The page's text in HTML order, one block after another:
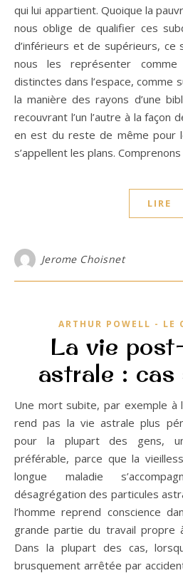
qui lui appartient. Quoique la
nous oblige de qualifier ces
d’inférieurs et de supérieurs,
nous les représenter
distinctes dans l’espace, comme
la manière des rayons d’une
recouvrant l’un l’autre à la façon
en est du reste de même pour
s’appellent les plans.
LIRE
Jerome Choisnet
ARTHUR POWELL - LE
La vie
astrale : cas
Une mort subite, par exemple à la suite d’un accident, ne
rend pas la vie astrale plus
pour la plupart des gens,
préférable, parce que la
longue maladie
désagrégation des particules
l’homme reprend conscience
grande partie du travail propre
Dans la plupart des cas,
brusquement arrêtée par